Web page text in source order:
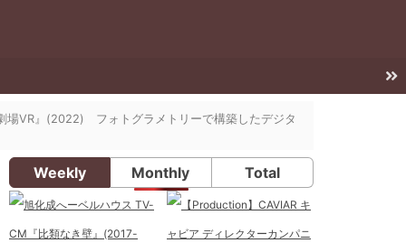
場VR』(2022) フォトグラメトリーで構築したデジタ
Weekly Monthly Total